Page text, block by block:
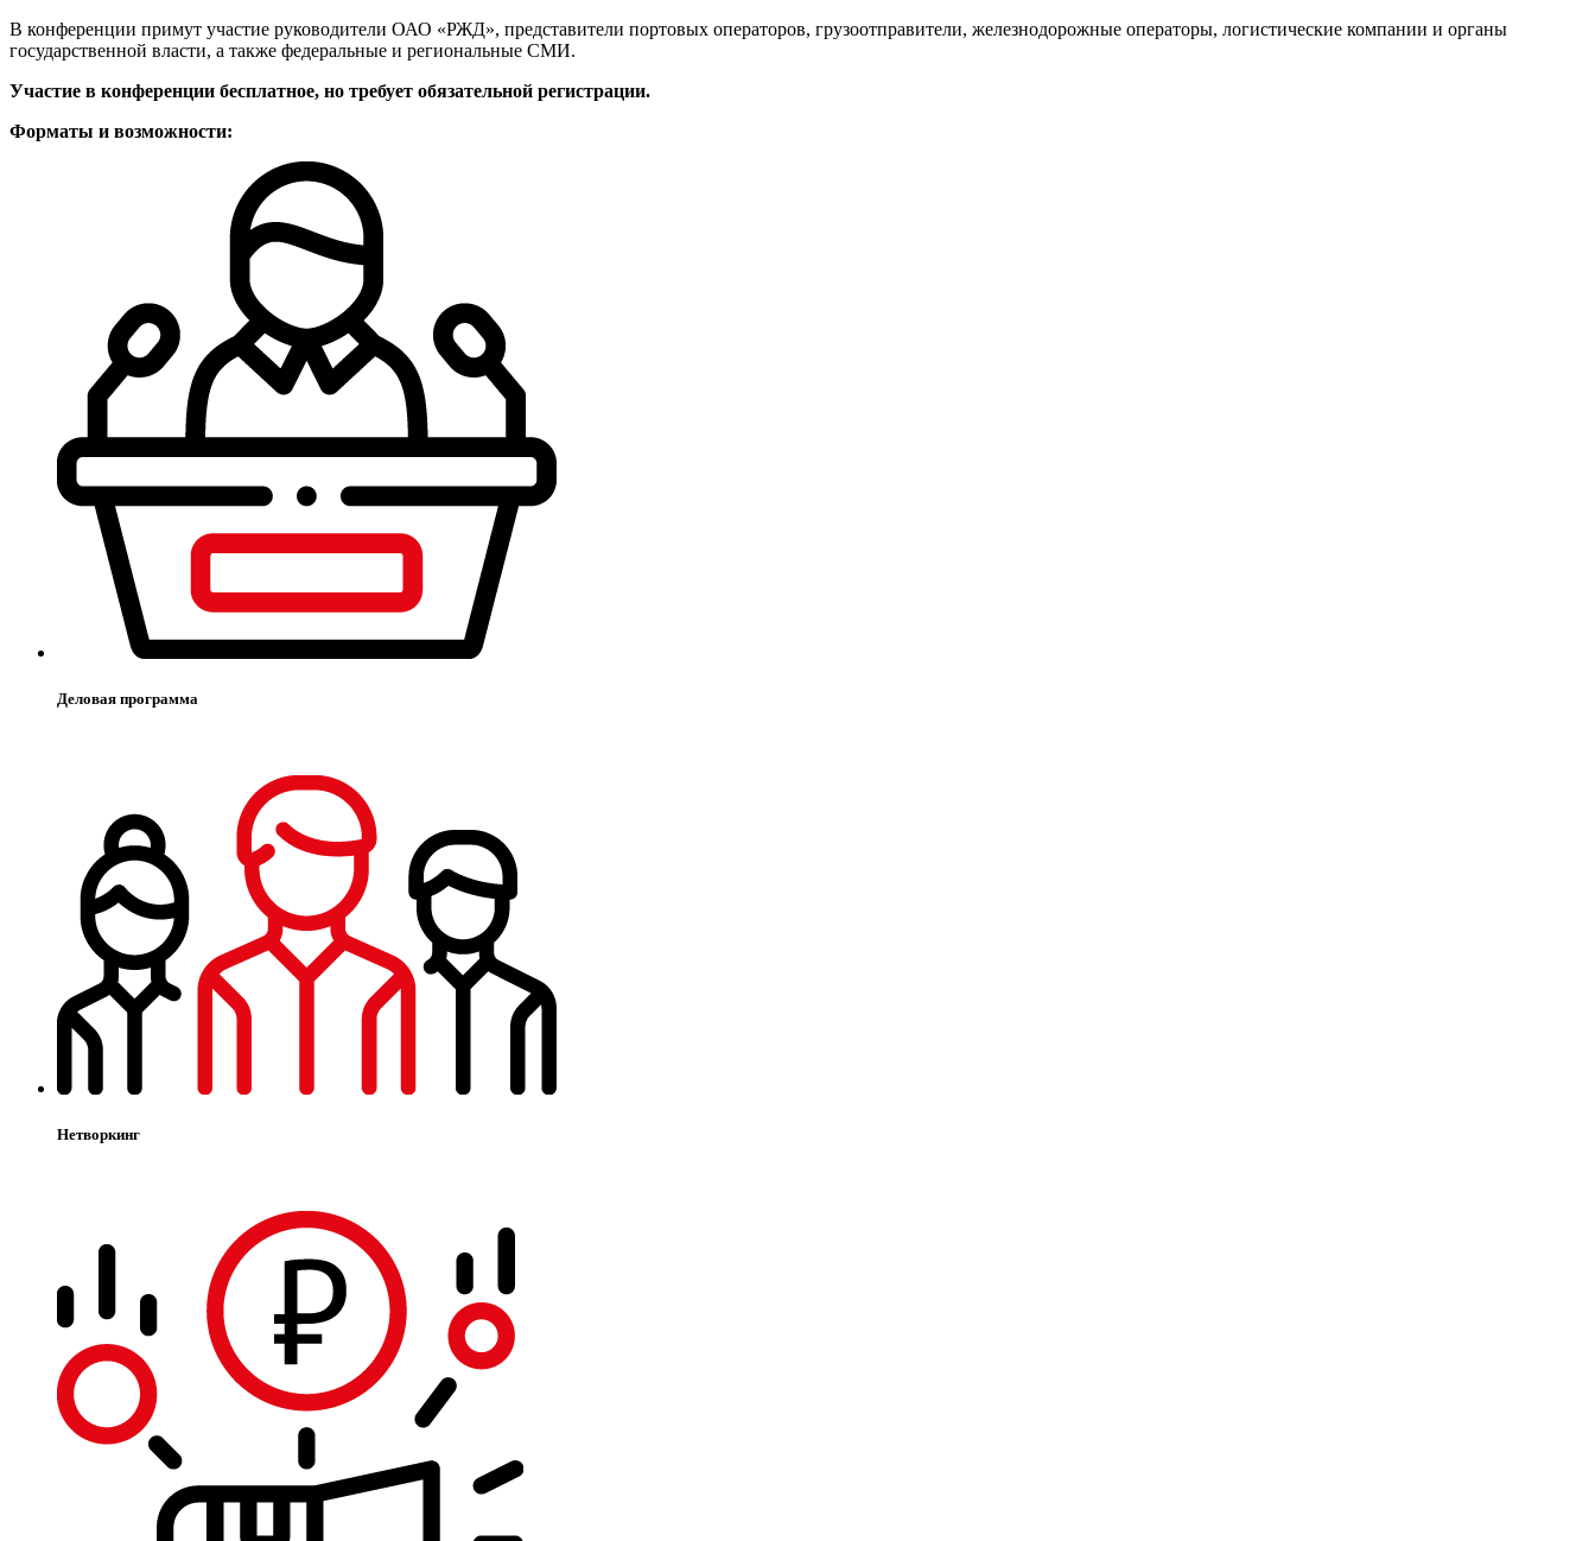
В конференции примут участие руководители ОАО «РЖД», представители портовых операторов, грузоотправители, железнодорожные операторы, логистические компании и органы
государственной власти, а также федеральные и региональные СМИ.
Участие в конференции бесплатное, но требует обязательной регистрации.
Форматы и возможности:
Деловая программа
Нетворкинг